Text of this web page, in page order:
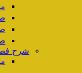
شرح